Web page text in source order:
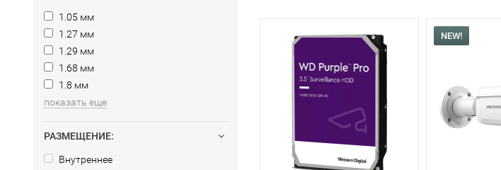
1.05 мм
1.27 мм
1.29 мм
1.68 мм
1.8 мм
показать еще
РАЗМЕЩЕНИЕ:
Внутреннее
NEW!